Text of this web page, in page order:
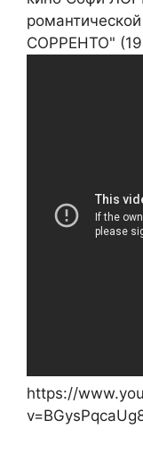
СОРРЕНТО"
https://